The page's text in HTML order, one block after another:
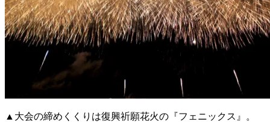
▲大会の締めくくりは復興祈願花火の『フェニックス』。